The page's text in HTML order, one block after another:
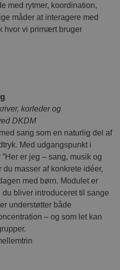
med rytmer, koordination,
måder at interagere med
hvor vi primært bruger
korleder og
DKDM
sang som en naturlig del af
Med udgangspunkt i
er jeg – sang, musik og
du masser af konkrete idéer,
med børn. Modulet er
bliver introduceret til sange
understøtter både
– og som let kan